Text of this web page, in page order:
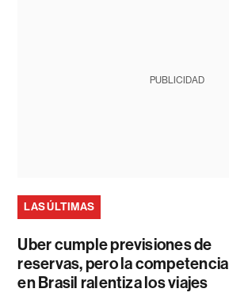
PUBLICIDAD
LAS ÚLTIMAS
Uber cumple previsiones de
reservas, pero la competencia
en Brasil ralentiza los viajes